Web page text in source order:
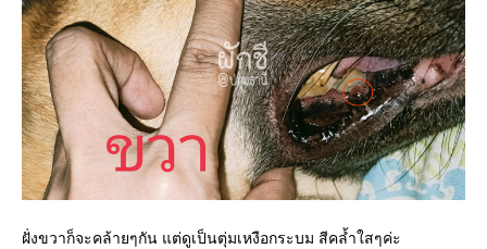
ฝั่งขวาก็จะคล้ายๆกัน แต่ดูเป็นตุ่มเหงือกระบม สีคล้ำใสๆค่ะ